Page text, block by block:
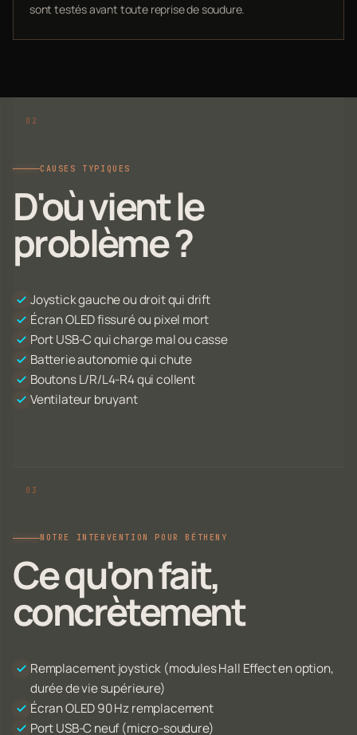
sont testés avant toute reprise de soudure.
CAUSES TYPIQUES
D'où vient le
problème ?
Joystick gauche ou droit qui drift
Écran OLED fissuré ou pixel mort
Port USB-C qui charge mal ou casse
Batterie autonomie qui chute
Boutons L/R/L4-R4 qui collent
Ventilateur bruyant
NOTRE INTERVENTION POUR BÉTHENY
Ce qu'on fait,
concrètement
Remplacement joystick (modules Hall Effect en option,
durée de vie supérieure)
Écran OLED 90 Hz remplacement
Port USB-C neuf (micro-soudure)